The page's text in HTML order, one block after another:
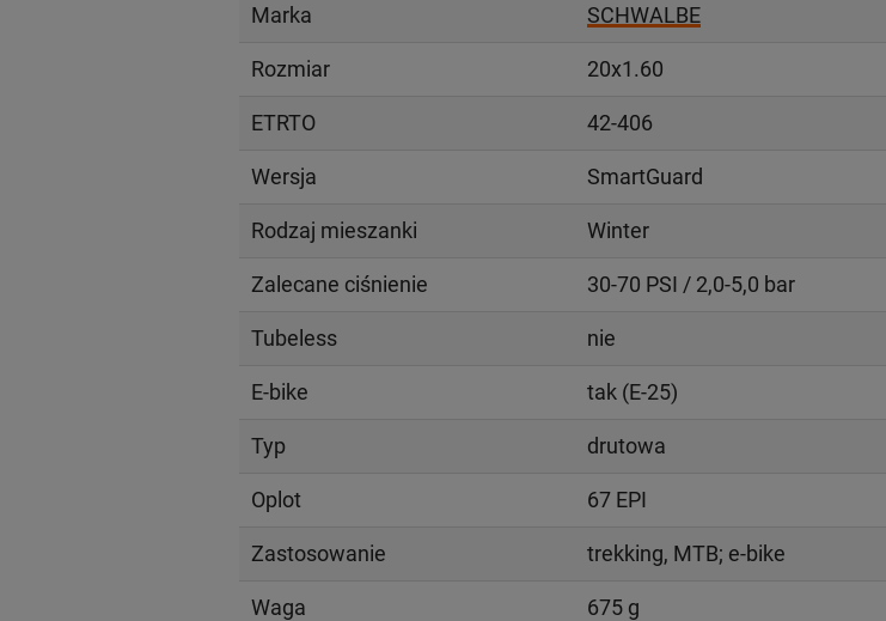
Marka SCHWALBE
Rozmiar 20x1.60
ETRTO 42-406
Wersja SmartGuard
Rodzaj mieszanki Winter
Zalecane ciśnienie 30-70 PSI / 2,0-5,0 bar
Tubeless nie
E-bike tak (E-25)
Typ drutowa
Oplot 67 EPI
Zastosowanie trekking, MTB; e-bike
Waga 675 g